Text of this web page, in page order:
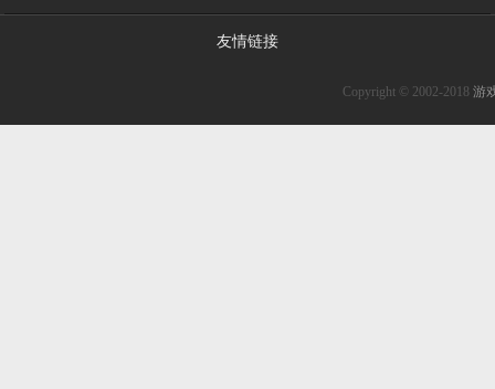
友情链接
Copyright © 2002-2018 游